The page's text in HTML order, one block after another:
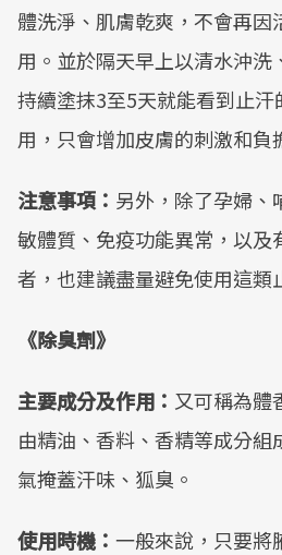
體洗淨、肌膚乾爽，不會再因
用。並於隔天早上以清水沖洗
持續塗抹3至5天就能看到止
用，只會增加皮膚的刺激和負
注意事項： 另外，除了孕婦、
敏體質、免疫功能異常，以及
者，也建議盡量避免使用這類
《除臭劑》
主要成分及作用： 又可稱為體
由精油、香料、香精等成分組
氣掩蓋汗味、狐臭。
使用時機： 一般來說，只要將